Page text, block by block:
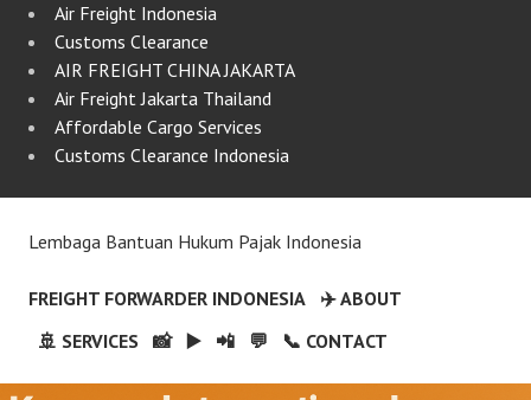
Air Freight Indonesia
Customs Clearance
AIR FREIGHT CHINA JAKARTA
Air Freight Jakarta Thailand
Affordable Cargo Services
Customs Clearance Indonesia
Lembaga Bantuan Hukum Pajak Indonesia
FREIGHT FORWARDER INDONESIA
✈️ ABOUT
🚢 SERVICES
📸 ▶️ 📲 💬 📞 CONTACT